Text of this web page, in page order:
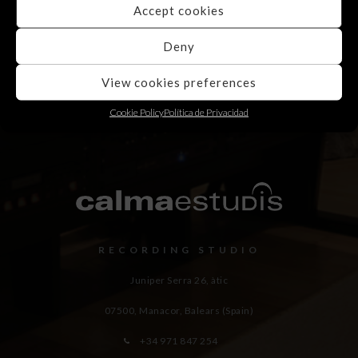
Accept cookies
Deny
View cookies preferences
Cookie PolicyPolítica de Privacidad
RECORDING STUDIO
Juniper Serra 26, àtic
07500, Manacor, Balears (Spain)
+34 971 847 254